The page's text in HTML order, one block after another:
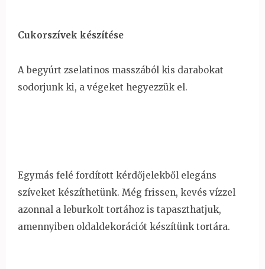
Cukorszívek készítése
A begyúrt zselatinos masszából kis darabokat
sodorjunk ki, a végeket hegyezzük el.
Egymás felé fordított kérdőjelekből elegáns
szíveket készíthetünk. Még frissen, kevés vízzel
azonnal a leburkolt tortához is tapaszthatjuk,
amennyiben oldaldekorációt készítünk tortára.